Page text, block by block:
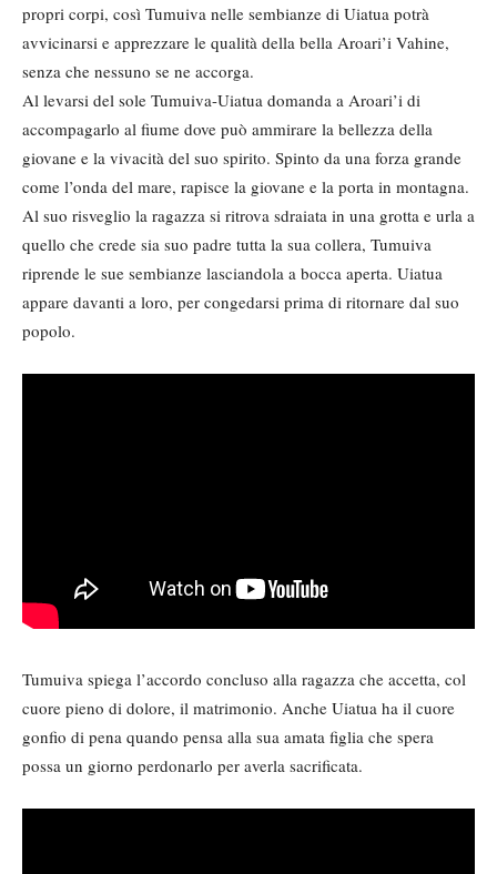
propri corpi, così Tumuiva nelle sembianze di Uiatua potrà
avvicinarsi e apprezzare le qualità della bella Aroari’i Vahine,
senza che nessuno se ne accorga.
Al levarsi del sole Tumuiva-Uiatua domanda a Aroari’i di
accompagarlo al fiume dove può ammirare la bellezza della
giovane e la vivacità del suo spirito. Spinto da una forza grande
come l’onda del mare, rapisce la giovane e la porta in montagna.
Al suo risveglio la ragazza si ritrova sdraiata in una grotta e urla a
quello che crede sia suo padre tutta la sua collera, Tumuiva
riprende le sue sembianze lasciandola a bocca aperta. Uiatua
appare davanti a loro, per congedarsi prima di ritornare dal suo
popolo.
Tumuiva spiega l’accordo concluso alla ragazza che accetta, col
cuore pieno di dolore, il matrimonio. Anche Uiatua ha il cuore
gonfio di pena quando pensa alla sua amata figlia che spera
possa un giorno perdonarlo per averla sacrificata.